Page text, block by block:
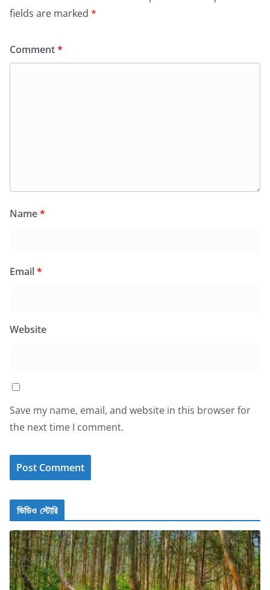
fields are marked *
Comment*
Name*
Email*
Website
Save my name, email, and website in this browser for
the next time I comment.
ভিডিও স্টোরি